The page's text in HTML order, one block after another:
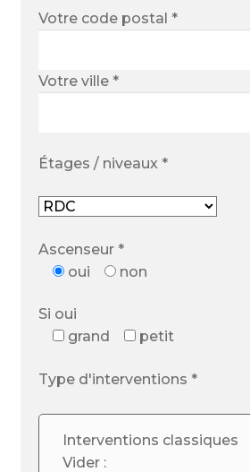
Votre code postal *
Votre ville *
Étages / niveaux *
Ascenseur *
oui
non
Si oui
grand
petit
Type d'interventions *
Interventions classiques
Vider :